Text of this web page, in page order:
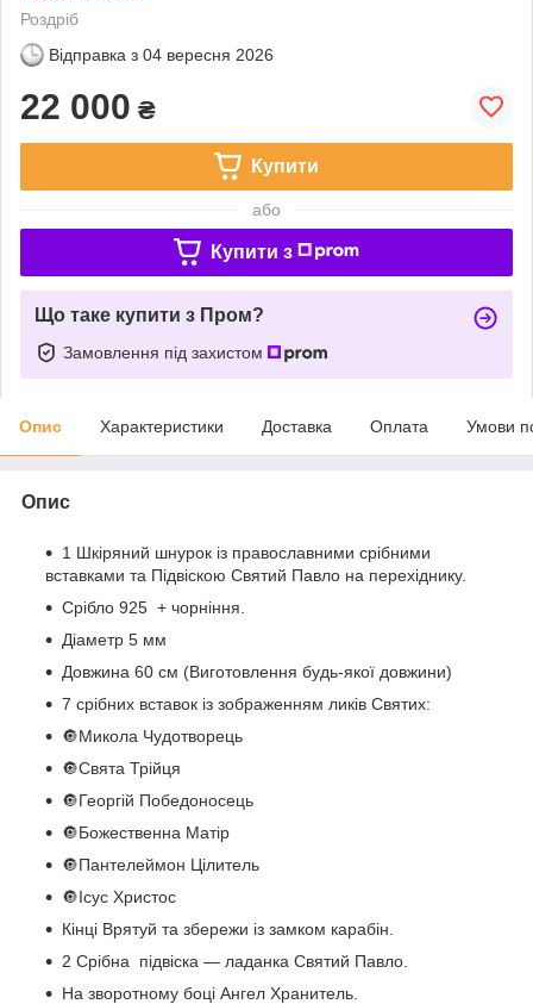
Роздріб
Відправка з 04 вересня 2026
22 000 ₴
Купити
або
Купити з
Що таке купити з Пром?
Замовлення під захистом
Опис Характеристики Доставка Оплата Умови
Опис
1️ Шкіряний шнурок із православними срібними
вставками та Підвіскою Святий Павло на перехіднику.
Срібло 925 + чорніння.
Діаметр 5 мм
Довжина 60 см (Виготовлення будь-якої довжини)
7 срібних вставок із зображенням ликів Святих:
🔘Микола Чудотворець
🔘Свята Трійця
🔘Георгій Победоносець
🔘Божественна Матір
🔘Пантелеймон Цілитель
🔘Ісус Христос
Кінці Врятуй та збережи із замком карабін.
2️ Срібна підвіска — ладанка Святий Павло.
На зворотному боці Ангел Хранитель.